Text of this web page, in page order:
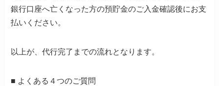
銀行口座へ亡くなった方の預貯金のご入金確認後にお支
払いください。
以上が、代行完了までの流れとなります。
■ よくある４つのご質問